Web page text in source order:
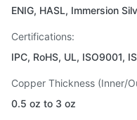
ENIG, HASL, Immersion
Certifications:
IPC, RoHS, UL, ISO9001,
Copper Thickness (Inner/
0.5 oz to 3 oz